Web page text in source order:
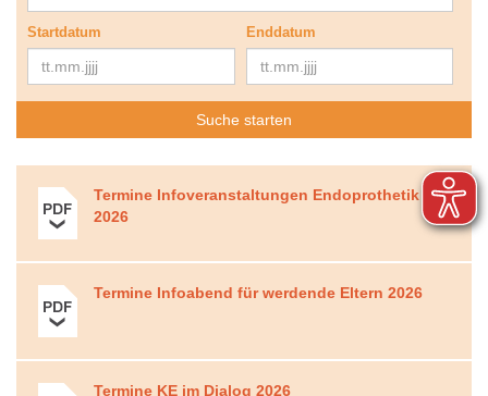
Startdatum Enddatum
Termine Infoveranstaltungen Endoprothetik
2026
Termine Infoabend für werdende Eltern 2026
Termine KE im Dialog 2026